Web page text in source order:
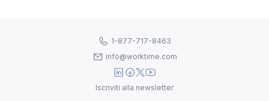
1-877-717-8463
info@worktime.com
Iscriviti alla newsletter